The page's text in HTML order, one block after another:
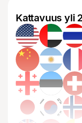
Kattavuus yli